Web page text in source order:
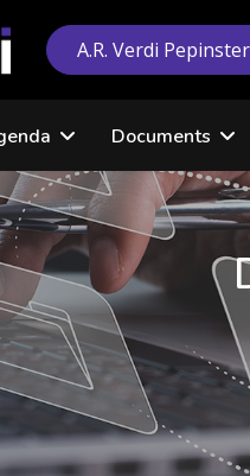
A.R. Verdi Pepinster
Documents